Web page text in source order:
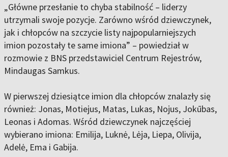
„Główne przesłanie to chyba stabilność – liderzy
utrzymali swoje pozycje. Zarówno wśród dziewczynek,
jak i chłopców na szczycie listy najpopularniejszych
imion pozostały te same imiona” – powiedział w
rozmowie z BNS przedstawiciel Centrum Rejestrów,
Mindaugas Samkus.
W pierwszej dziesiątce imion dla chłopców znalazły się
również: Jonas, Motiejus, Matas, Lukas, Nojus, Jokūbas,
Leonas i Adomas. Wśród dziewczynek najczęściej
wybierano imiona: Emilija, Luknė, Lėja, Liepa, Olivija,
Adelė, Ema i Gabija.